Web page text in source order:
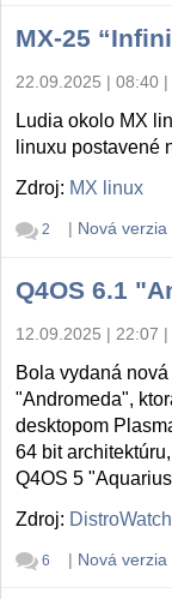
MX-25
22.09.2025 | 08:40 |
Ludia okolo MX
linuxu postavené
Zdroj: MX linux
2 | Nová verzia
Q4OS 6.1
12.09.2025 | 22:07 |
Bola vydaná
"Andromeda",
desktopom
64 bit
Q4OS 5
Zdroj:
6 | Nová verzia